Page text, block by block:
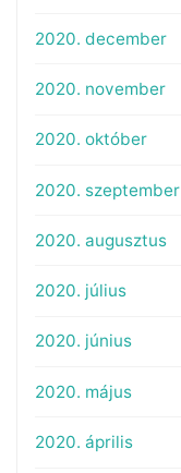
2020. december
2020. november
2020. október
2020. szeptember
2020. augusztus
2020. július
2020. június
2020. május
2020. április